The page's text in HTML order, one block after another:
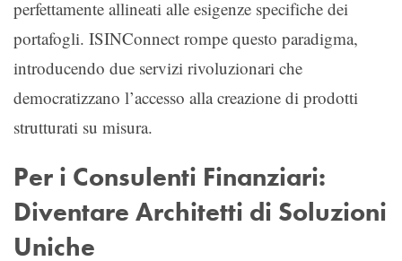
perfettamente allineati alle esigenze specifiche dei
portafogli. ISINConnect rompe questo paradigma,
introducendo due servizi rivoluzionari che
democratizzano l’accesso alla creazione di prodotti
strutturati su misura.
Per i Consulenti Finanziari:
Diventare Architetti di Soluzioni
Uniche